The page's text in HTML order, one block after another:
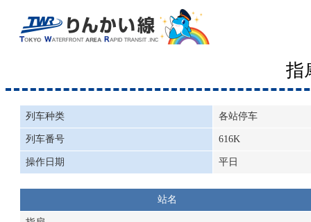
指
列车种类 各站停车
列车番号 616K
操作日期 平日
站名